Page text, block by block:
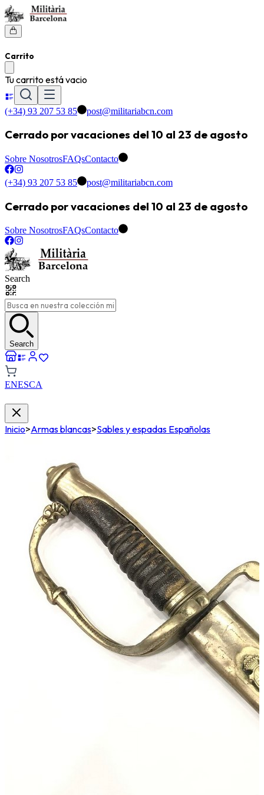
Carrito
Tu carrito está vacio
(+34) 93 207 53 85 post@militariabcn.com
Cerrado por vacaciones del 10 al 23 de agosto
Sobre NosotrosFAQsContacto
(+34) 93 207 53 85 post@militariabcn.com
Cerrado por vacaciones del 10 al 23 de agosto
Sobre NosotrosFAQsContacto
Search
Search
ENESCA
Inicio>Armas blancas>Sables y espadas Españolas